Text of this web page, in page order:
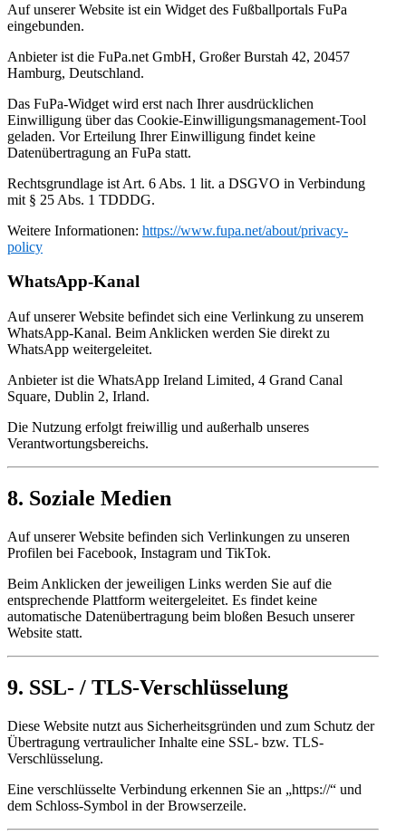
Auf unserer Website ist ein Widget des Fußballportals FuPa
eingebunden.
Anbieter ist die FuPa.net GmbH, Großer Burstah 42, 20457
Hamburg, Deutschland.
Das FuPa-Widget wird erst nach Ihrer ausdrücklichen
Einwilligung über das Cookie-Einwilligungsmanagement-Tool
geladen. Vor Erteilung Ihrer Einwilligung findet keine
Datenübertragung an FuPa statt.
Rechtsgrundlage ist Art. 6 Abs. 1 lit. a DSGVO in Verbindung
mit § 25 Abs. 1 TDDDG.
Weitere Informationen: https://www.fupa.net/about/privacy-
policy
WhatsApp-Kanal
Auf unserer Website befindet sich eine Verlinkung zu unserem
WhatsApp-Kanal. Beim Anklicken werden Sie direkt zu
WhatsApp weitergeleitet.
Anbieter ist die WhatsApp Ireland Limited, 4 Grand Canal
Square, Dublin 2, Irland.
Die Nutzung erfolgt freiwillig und außerhalb unseres
Verantwortungsbereichs.
8. Soziale Medien
Auf unserer Website befinden sich Verlinkungen zu unseren
Profilen bei Facebook, Instagram und TikTok.
Beim Anklicken der jeweiligen Links werden Sie auf die
entsprechende Plattform weitergeleitet. Es findet keine
automatische Datenübertragung beim bloßen Besuch unserer
Website statt.
9. SSL- / TLS-Verschlüsselung
Diese Website nutzt aus Sicherheitsgründen und zum Schutz der
Übertragung vertraulicher Inhalte eine SSL- bzw. TLS-
Verschlüsselung.
Eine verschlüsselte Verbindung erkennen Sie an „https://“ und
dem Schloss-Symbol in der Browserzeile.